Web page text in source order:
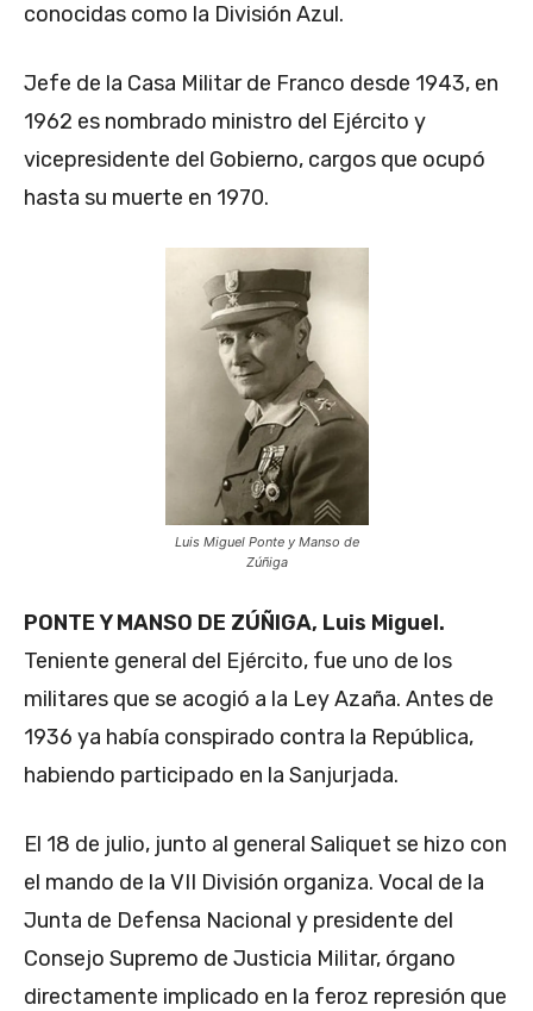
conocidas como la División Azul.
Jefe de la Casa Militar de Franco desde 1943, en
1962 es nombrado ministro del Ejército y
vicepresidente del Gobierno, cargos que ocupó
hasta su muerte en 1970.
Luis Miguel Ponte y Manso de
Zúñiga
PONTE Y MANSO DE ZÚÑIGA, Luis Miguel.
Teniente general del Ejército, fue uno de los
militares que se acogió a la Ley Azaña. Antes de
1936 ya había conspirado contra la República,
habiendo participado en la Sanjurjada.
El 18 de julio, junto al general Saliquet se hizo con
el mando de la VII División organiza. Vocal de la
Junta de Defensa Nacional y presidente del
Consejo Supremo de Justicia Militar, órgano
directamente implicado en la feroz represión que